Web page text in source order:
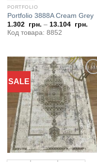
PORTFOLIO
Portfolio 3888A Cream Grey
1.302 грн. – 13.104 грн.
Код товара: 8852
SALE
Додати
до
обраного